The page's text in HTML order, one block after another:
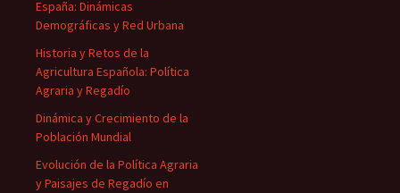
España: Dinámicas
Demográficas y Red Urbana
Historia y Retos de la
Agricultura Española: Política
Agraria y Regadío
Dinámica y Crecimiento de la
Población Mundial
Evolución de la Política Agraria
y Paisajes de Regadío en